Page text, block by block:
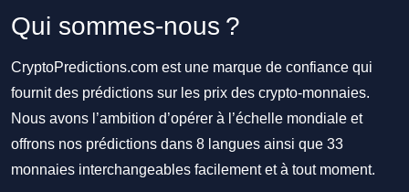
Qui sommes-nous ?
CryptoPredictions.com est une marque de confiance qui
fournit des prédictions sur les prix des crypto-monnaies.
Nous avons l’ambition d’opérer à l’échelle mondiale et
offrons nos prédictions dans 8 langues ainsi que 33
monnaies interchangeables facilement et à tout moment.